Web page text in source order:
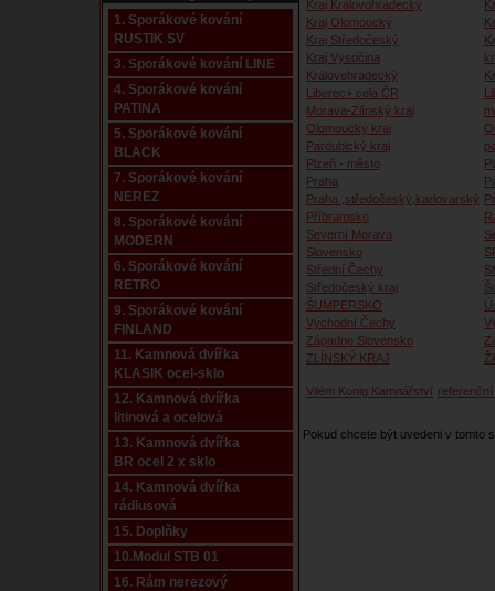
1. Sporákové kování
RUSTIK SV
3. Sporákové kování LINE
4. Sporákové kování
PATINA
5. Sporákové kování
BLACK
7. Sporákové kování
NEREZ
8. Sporákové kování
MODERN
6. Sporákové kování
RETRO
9. Sporákové kování
FINLAND
11. Kamnová dvířka
KLASIK ocel-sklo
12. Kamnová dvířka
litinová a ocelová
13. Kamnová dvířka
BR ocel 2 x sklo
14. Kamnová dvířka
rádiusová
15. Doplňky
10.Modul STB 01
16. Rám nerezový
Kraj Královohradecký
Kraj Olomoucký
Kraj Středočeský
Kraj Vysočina
Královehradecký
Liberec+ celá ČR
Morava-Zlínský kraj
Olomoucký kraj
Pardubický kraj
Plzeň - město
Praha
Praha ,středočeský,karlovarský
Příbramsko
Severní Morava
Slovensko
Střední Čechy
Středočeský kraj
ŠUMPERSKO
Východní Čechy
Západne Slovensko
ZLÍNSKÝ KRAJ
Vilém Konig Kamnářství
Pokud chcete být uvedeni v tomto